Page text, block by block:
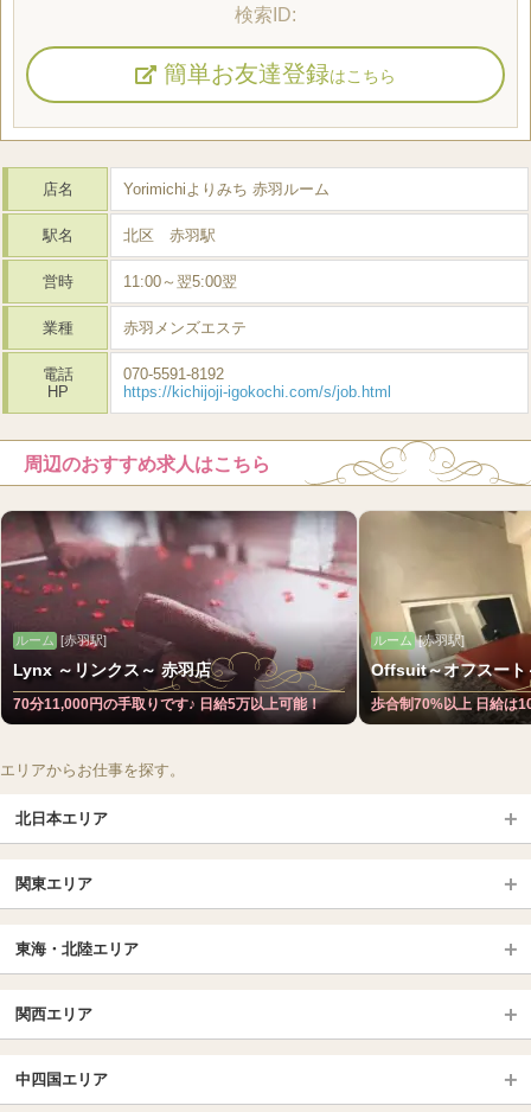
簡単お友達登録はこちら
店名 Yorimichiよりみち 赤羽ルーム
駅名 北区 赤羽駅
営時 11:00～翌5:00翌
業種 赤羽メンズエステ
電話
HP
070-5591-8192
https://kichijoji-igokochi.com/s/job.html
周辺のおすすめ求人はこちら
ルーム [赤羽駅]
Lynx ～リンクス～ 赤羽店
70分11,000円の手取りです♪ 日給5万以上可能！
ルーム [赤羽駅]
Offsuit～オフスート
歩合制70%以上 日給は
エリアからお仕事を探す。
北日本エリア
北海道（札幌・旭川・函館）
青森
岩手 (盛岡・北上)
福島 (いわき・郡山)
山形
長野・松本・上田
群馬（伊勢崎・高崎・前橋）
関東エリア
大宮・浦和・川口
越谷・春日部
千葉TOP
松戸・柏
東海・北陸エリア
愛知（名古屋）
岐阜県
北陸
関西エリア
京都駅・伏見区 烏丸御池駅
中四国エリア